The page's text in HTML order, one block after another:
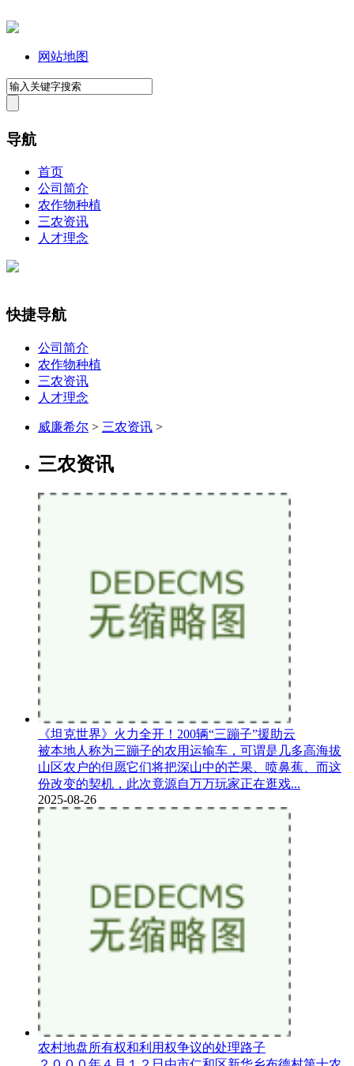
网站地图
导航
首页
公司简介
农作物种植
三农资讯
人才理念
快捷导航
公司简介
农作物种植
三农资讯
人才理念
威廉希尔 > 三农资讯 >
三农资讯
《坦克世界》火力全开！200辆“三蹦子”援助云
被本地人称为三蹦子的农用运输车，可谓是几多高海拔
山区农户的但愿它们将把深山中的芒果、喷鼻蕉、而这
份改变的契机，此次竟源自万万玩家正在逛戏...
2025-08-26
农村地盘所有权和利用权争议的处理路子